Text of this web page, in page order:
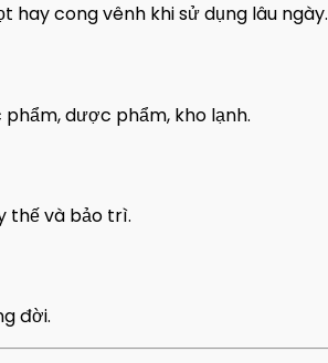
hay cong vênh khi sử dụng lâu ngày.
dược phẩm, kho lạnh.
thế và bảo trì.
đời.